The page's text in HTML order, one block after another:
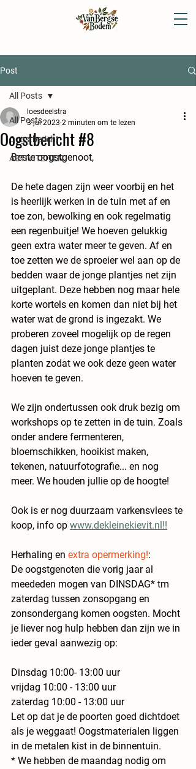
Post
All Posts
Oogstbericht
ACTIVITEITEN
All Posts
Oogstbericht #8
loesdeelstra
3 jul 2023 2 minuten om te lezen
Beste oogstgenoot,
De hete dagen zijn weer voorbij en het
is heerlijk werken in de tuin met af en
toe zon, bewolking en ook regelmatig
een regenbuitje! We hoeven gelukkig
geen extra water meer te geven. Af en
toe zetten we de sproeier wel aan op de
bedden waar de jonge plantjes net zijn
uitgeplant. Deze hebben nog maar hele
korte wortels en komen dan niet bij het
water wat de grond is ingezakt. We
proberen zoveel mogelijk op de regen
dagen juist deze jonge plantjes te
planten zodat we ook deze geen water
hoeven te geven.
We zijn ondertussen ook druk bezig om
workshops op te zetten in de tuin. Zoals
onder andere fermenteren,
bloemschikken, hooikist maken,
tekenen, natuurfotografie... en nog
meer. We houden jullie op de hoogte!
Ook is er nog duurzaam varkensvlees te
koop, info op www.dekleinekievit.nl!!
Herhaling en extra opermerking!:
De oogstgenoten die vorig jaar al
meededen mogen van DINSDAG* tm
zaterdag tussen zonsopgang en
zonsondergang komen oogsten. Mocht
je liever nog hulp hebben dan zijn we in
ieder geval aanwezig op:
Dinsdag 10:00- 13:00 uur
vrijdag 10:00 - 13:00 uur
zaterdag 10:00 - 13:00 uur
Let op dat je de poorten goed dichtdoet
als je weggaat! Oogstmaterialen liggen
in de metalen kist in de binnentuin.
* We hebben de maandag nodig om